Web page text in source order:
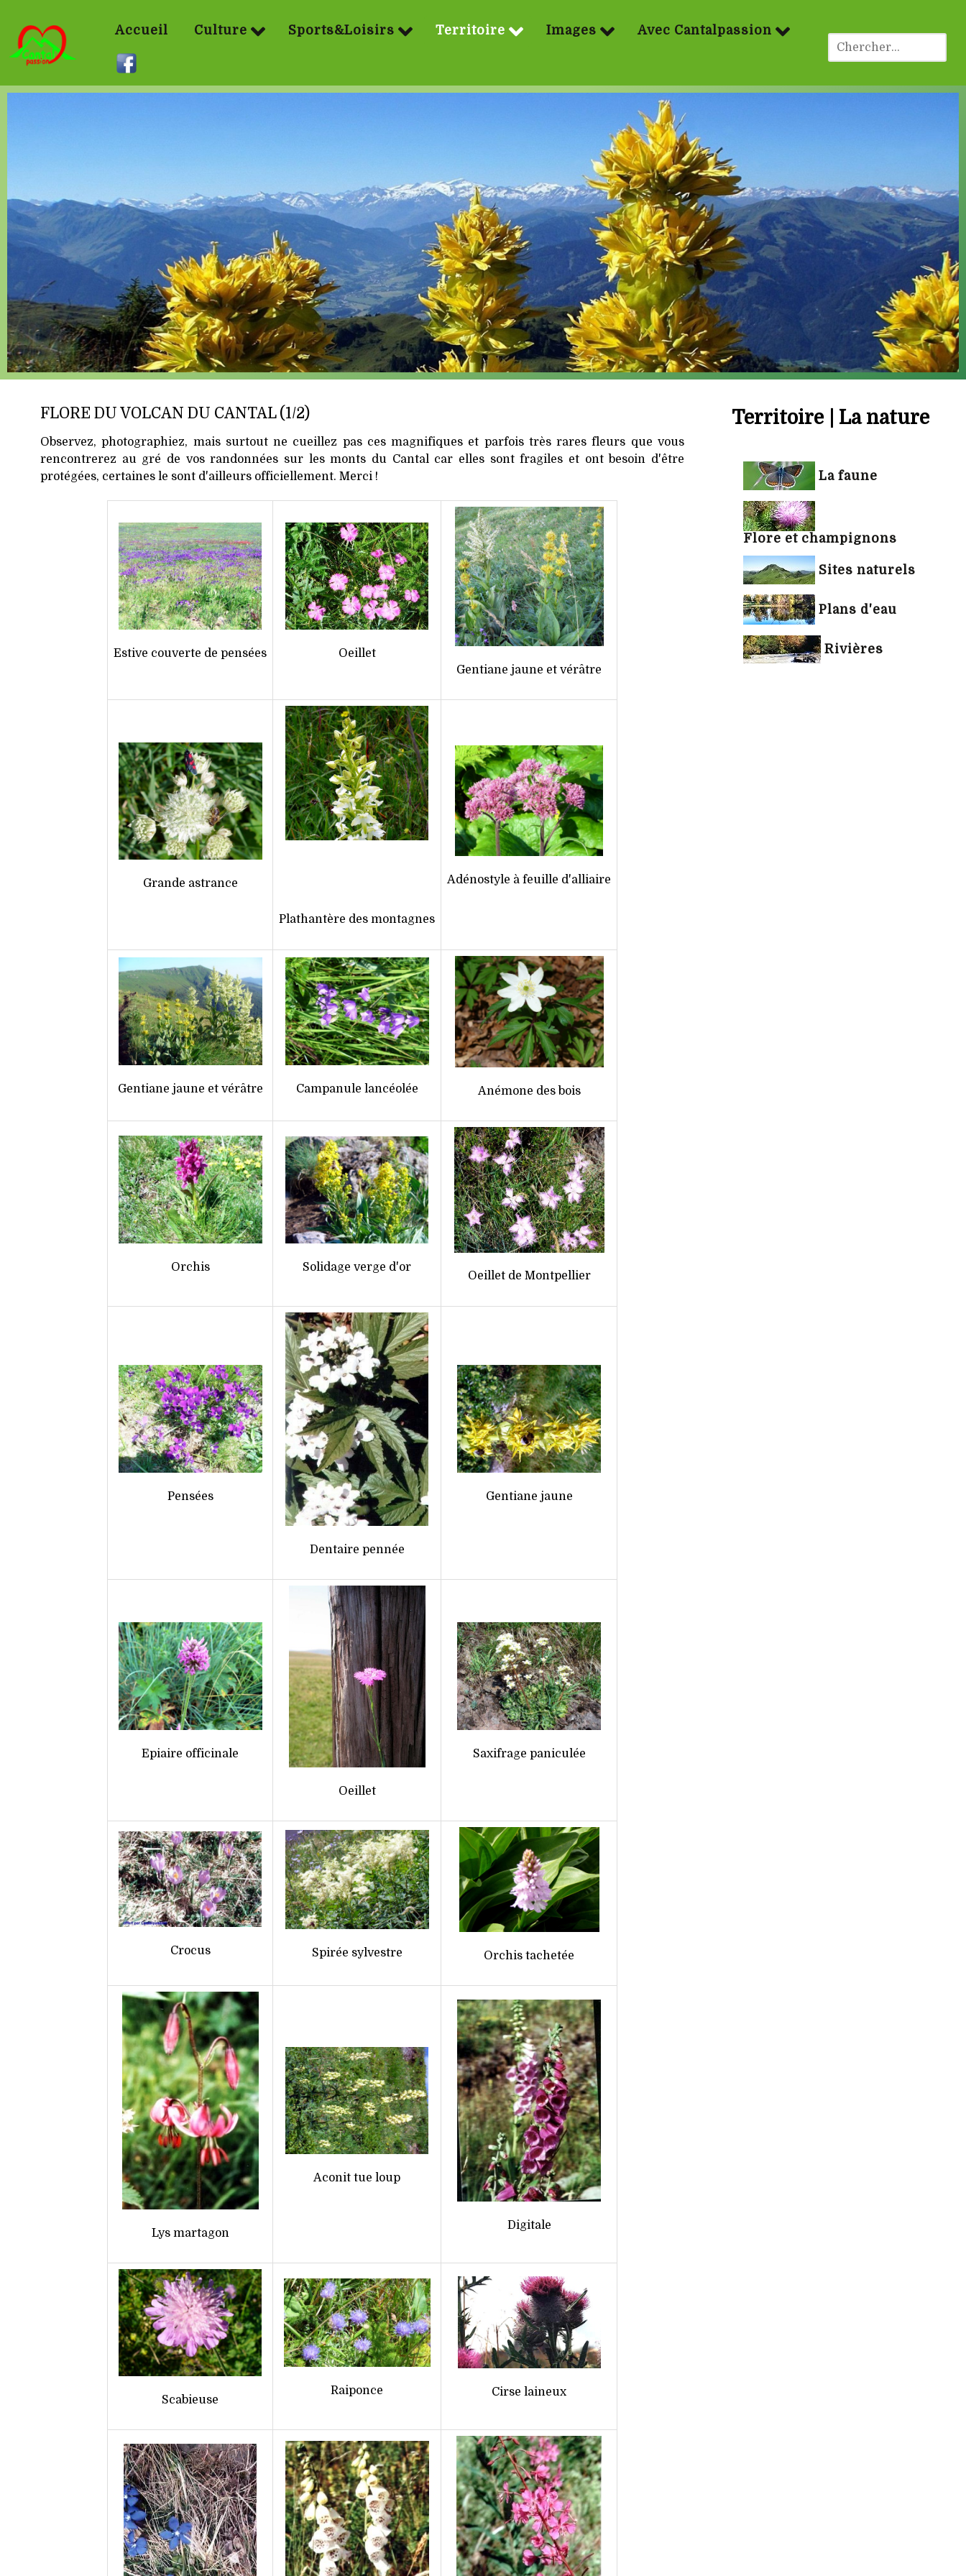
Accueil Culture Sports&Loisirs Territoire Images Avec Cantalpassion
FLORE DU VOLCAN DU CANTAL (1/2)
Observez, photographiez, mais surtout ne cueillez pas ces magnifiques et parfois très rares fleurs que vous
rencontrerez au gré de vos randonnées sur les monts du Cantal car elles sont fragiles et ont besoin d'être
protégées, certaines le sont d'ailleurs officiellement. Merci !
Estive couverte de pensées
Oeillet
Gentiane jaune et vérâtre
Grande astrance
Plathantère des montagnes
Adénostyle à feuille d'alliaire
Gentiane jaune et vérâtre Campanule lancéolée Anémone des bois
Orchis Solidage verge d'or
Oeillet de Montpellier
Pensées
Dentaire pennée
Gentiane jaune
Epiaire officinale
Oeillet
Saxifrage paniculée
Crocus Spirée sylvestre Orchis tachetée
Lys martagon
Aconit tue loup
Digitale
Scabieuse
Raiponce Cirse laineux
Territoire | La nature
La faune
Flore et champignons
Sites naturels
Plans d'eau
Rivières